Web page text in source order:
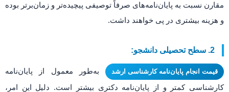
مقارن نسبت به پایان‌نامه‌های صرفاً توصیفی پیچیده‌تر و زمان‌برتر بوده
و هزینه بیشتری در پی خواهند داشت.
2. سطح تحصیلی دانشجو:
قیمت انجام پایان‌نامه کارشناسی ارشد
به‌طور معمول از پایان‌نامه
کارشناسی کمتر و از پایان‌نامه دکتری بیشتر است. دلیل این امر،